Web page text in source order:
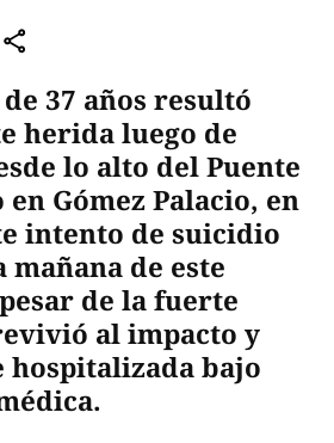
comparte
37 años resultó
herida luego de
lo alto del Puente
Gómez Palacio, en
intento de suicidio
de este
de la fuerte
al impacto y
hospitalizada bajo